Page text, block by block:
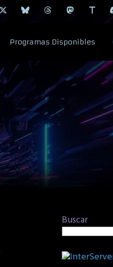
Programas Disponibles
Buscar